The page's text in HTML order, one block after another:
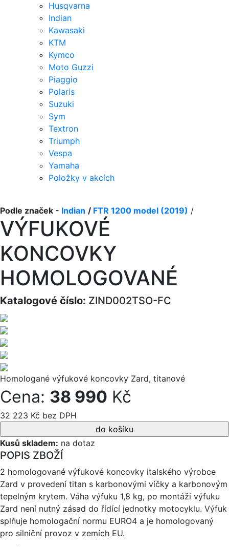
Husqvarna
Indian
Kawasaki
KTM
Kymco
Moto Guzzi
Piaggio
Polaris
Suzuki
Sym
Textron
Triumph
Vespa
Yamaha
Položky v akcích
Podle značek - Indian / FTR 1200 model (2019) /
VÝFUKOVÉ
KONCOVKY
HOMOLOGOVANÉ
Katalogové číslo: ZIND002TSO-FC
Homologané výfukové koncovky Zard, titanové
Cena: 38 990 Kč
32 223 Kč bez DPH
Kusů skladem: na dotaz
POPIS ZBOŽÍ
2 homologované výfukové koncovky italského výrobce
Zard v provedení titan s karbonovými víčky a karbonovým
tepelným krytem. Váha výfuku 1,8 kg, po montáži výfuku
Zard není nutný zásad do řídící jednotky motocyklu. Výfuk
splňuje homologační normu EURO4 a je homologovaný
pro silniční provoz v zemích EU.